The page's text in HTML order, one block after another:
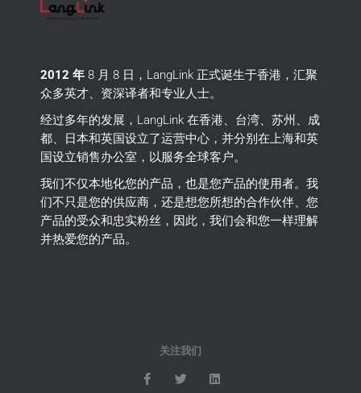
2012 年 8 月 8 日，LangLink 正式诞生于香港，汇聚
众多英才、资深译者和专业人士。
经过多年的发展，LangLink 在香港、台湾、苏州、成
都、日本和英国设立了运营中心，并分别在上海和英
国设立销售办公室，以服务全球客户。
我们不仅本地化您的产品，也是您产品的使用者。 我
们不只是您的供应商，还是想您所想的合作伙伴、您
产品的受众和忠实粉丝，因此，我们会和您一样理解
并热爱您的产品。
关注我们